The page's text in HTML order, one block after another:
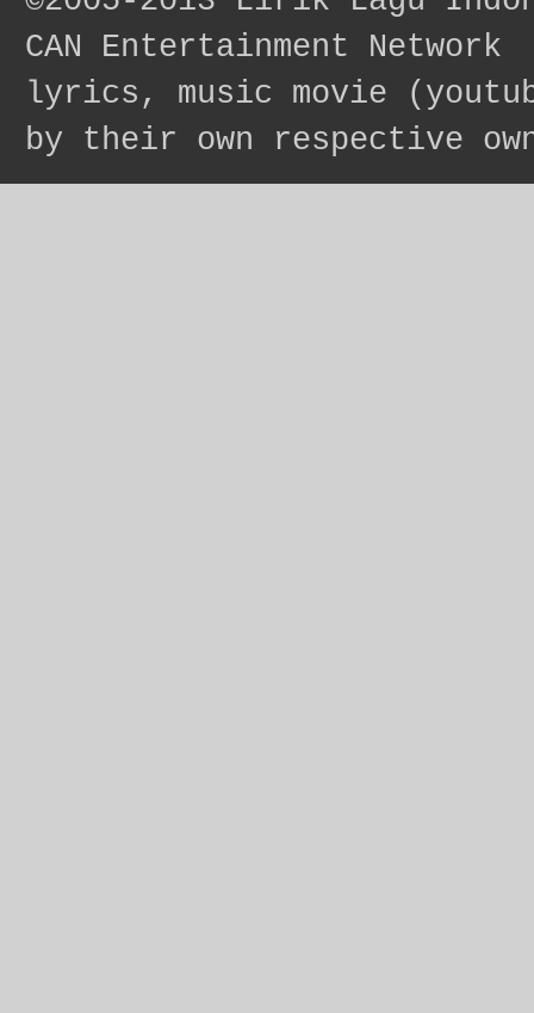
CAN Entertainment Network
lyrics, music movie
by their own respective